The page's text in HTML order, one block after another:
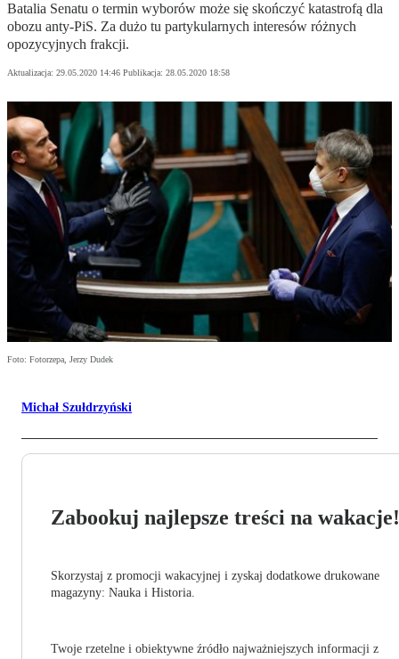
Batalia Senatu o termin wyborów może się skończyć katastrofą dla
obozu anty-PiS. Za dużo tu partykularnych interesów różnych
opozycyjnych frakcji.
Aktualizacja: 29.05.2020 14:46 Publikacja: 28.05.2020 18:58
Foto: Fotorzepa, Jerzy Dudek
Michał Szułdrzyński
Zabookuj najlepsze treści na wakacje!
Skorzystaj z promocji wakacyjnej i zyskaj dodatkowe drukowane
magazyny: Nauka i Historia.
Twoje rzetelne i obiektywne źródło najważniejszych informacji z